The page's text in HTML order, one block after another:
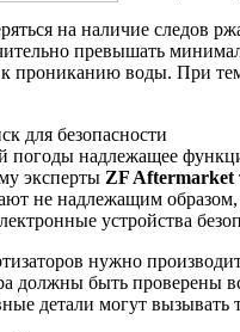
на наличие следов
превышать
прониканию воды. При
для безопасности
погоды надлежащее
эксперты ZF Aftermarket
не надлежащим
устройства
нужно
должны быть проверены
детали могут